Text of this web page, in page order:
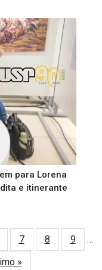
para Lorena
e itinerante
Page
7 Page
8 Page
9
…
»